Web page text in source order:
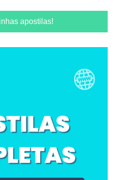
apostilas!